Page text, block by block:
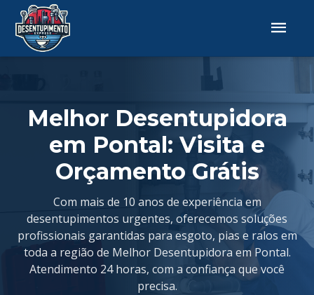
Melhor Desentupidora
em Pontal: Visita e
Orçamento Grátis
Com mais de 10 anos de experiência em
desentupimentos urgentes, oferecemos soluções
profissionais garantidas para esgoto, pias e ralos em
toda a região de Melhor Desentupidora em Pontal.
Atendimento 24 horas, com a confiança que você
precisa.